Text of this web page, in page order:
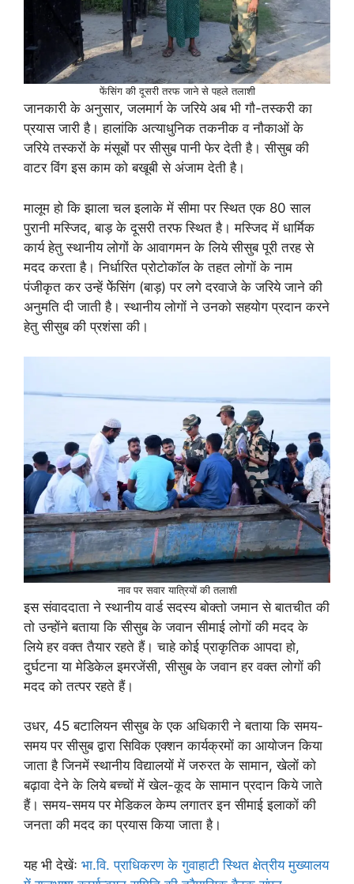
फेंसिंग की दूसरी तरफ जाने से पहले तलाशी
जानकारी के अनुसार, जलमार्ग के जरिये अब भी गाै-तस्करी का
प्रयास जारी है। हालांकि अत्याधुनिक तकनीक व नाैकाओं के
जरिये तस्करों के मंसूबों पर सीसुब पानी फेर देती है। सीसुब की
वाटर विंग इस काम काे बखूबी से अंजाम देती है।
मालूम हाे कि झाला चल इलाके में सीमा पर स्थित एक 80 साल
पुरानी मस्जिद, बाड़ के दूसरी तरफ स्थित है। मस्जिद में धार्मिक
कार्य हेतु स्थानीय लोगों के आवागमन के लिये सीसुब पूरी तरह से
मदद करता है। निर्धारित प्रोटोकॉल के तहत लाेगाें के नाम
पंजीकृत कर उन्हें फेेंसिंग (बाड़) पर लगे दरवाजे के जरिये जाने की
अनुमति दी जाती है। स्थानीय लाेगाें ने उनकाे सहयाेग प्रदान करने
हेतु सीसुब की प्रशंसा की।
नाव पर सवार यात्रियाें की तलाशी
इस संवाददाता ने स्थानीय वार्ड सदस्य बाेक्ताे जमान से बातचीत की
ताे उन्हाेंने बताया कि सीसुब के जवान सीमाई लाेगाें की मदद के
लिये हर वक्त तैयार रहते हैं। चाहे काेई प्राकृतिक आपदा हाे,
दुर्घटना या मेडिकेल इमरजेंसी, सीसुब के जवान हर वक्त लाेगाें की
मदद काे तत्पर रहते हैं।
उधर, 45 बटालियन सीसुब के एक अधिकारी ने बताया कि समय-
समय पर सीसुब द्वारा सिविक एक्शन कार्यक्रमाें का आयाेजन किया
जाता है जिनमें स्थानीय विद्यालयाें में जरुरत के सामान, खेलाें काे
बढ़ावा देने के लिये बच्चाें में खेल-कूद के सामान प्रदान किये जाते
हैं। समय-समय पर मेडिकल केम्प लगातर इन सीमाई इलाकाें की
जनता की मदद का प्रयास किया जाता है।
यह भी देखेंः भा.वि. प्राधिकरण के गुवाहाटी स्थित क्षेत्रीय मुख्यालय